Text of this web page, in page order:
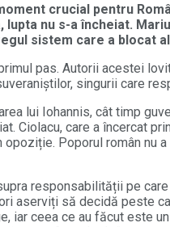
crucial pentru
nu s-a încheiat.
sistem care a
pas. Autorii acestei
singurii care
lui Iohannis, cât timp
Ciolacu, care a încercat
Poporul român nu
responsabilității pe
aserviți să decidă peste
iar ceea ce au făcut este